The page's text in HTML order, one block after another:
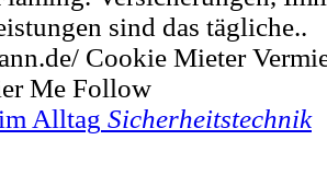
sind das tägliche..
Cookie Mieter
Me Follow
Alltag Sicherheitstechnik